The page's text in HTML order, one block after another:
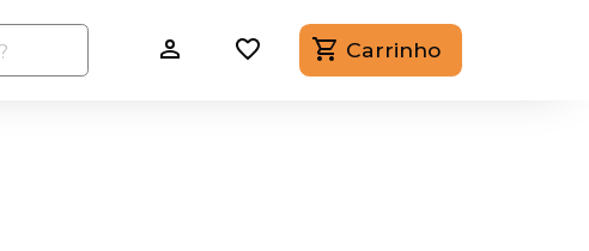
Carrinho